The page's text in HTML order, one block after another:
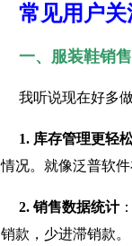
常见用户关
一、服装鞋销
我听说现在好多
1. 库存管理更轻
情况。就像泛普软
2. 销售数据统计
销款，少进滞销款。